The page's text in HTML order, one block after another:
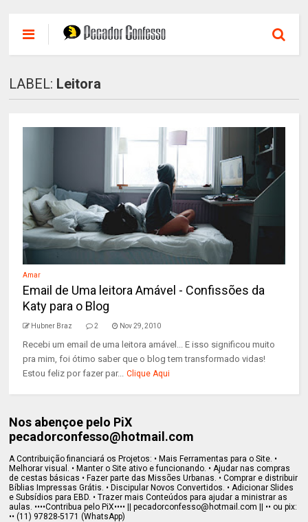
LABEL: Leitora
Amar
Email de Uma leitora Amável - Confissões da
Katy para o Blog
Hubner Braz 2 Nov 29, 2010
Recebi um email de uma leitora amável... E isso significou muito
pra mim, foi ótimo saber que o blog tem transformado vidas!
Estou feliz por fazer par... Clique Aqui
Nos abençoe pelo PiX
pecadorconfesso@hotmail.com
A Contribuição financiará os Projetos: • Mais Ferramentas para o Site. •
Melhorar visual. • Manter o Site ativo e funcionando. • Ajudar nas compras
de cestas básicas • Fazer parte das Missões Urbanas. • Comprar e distribuir
Bíblias Impressas Grátis. • Discipular Novos Convertidos. • Adicionar Slides
e Subsídios para EBD. • Trazer mais Conteúdos para ajudar a ministrar as
aulas. ••••Contribua pelo PiX•••• || pecadorconfesso@hotmail.com || •• ou pix:
•• (11) 97828-5171 (WhatsApp)